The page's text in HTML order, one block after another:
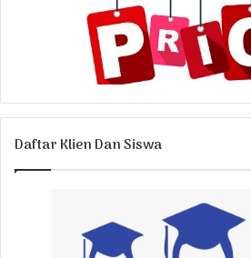
Daftar Klien Dan Siswa